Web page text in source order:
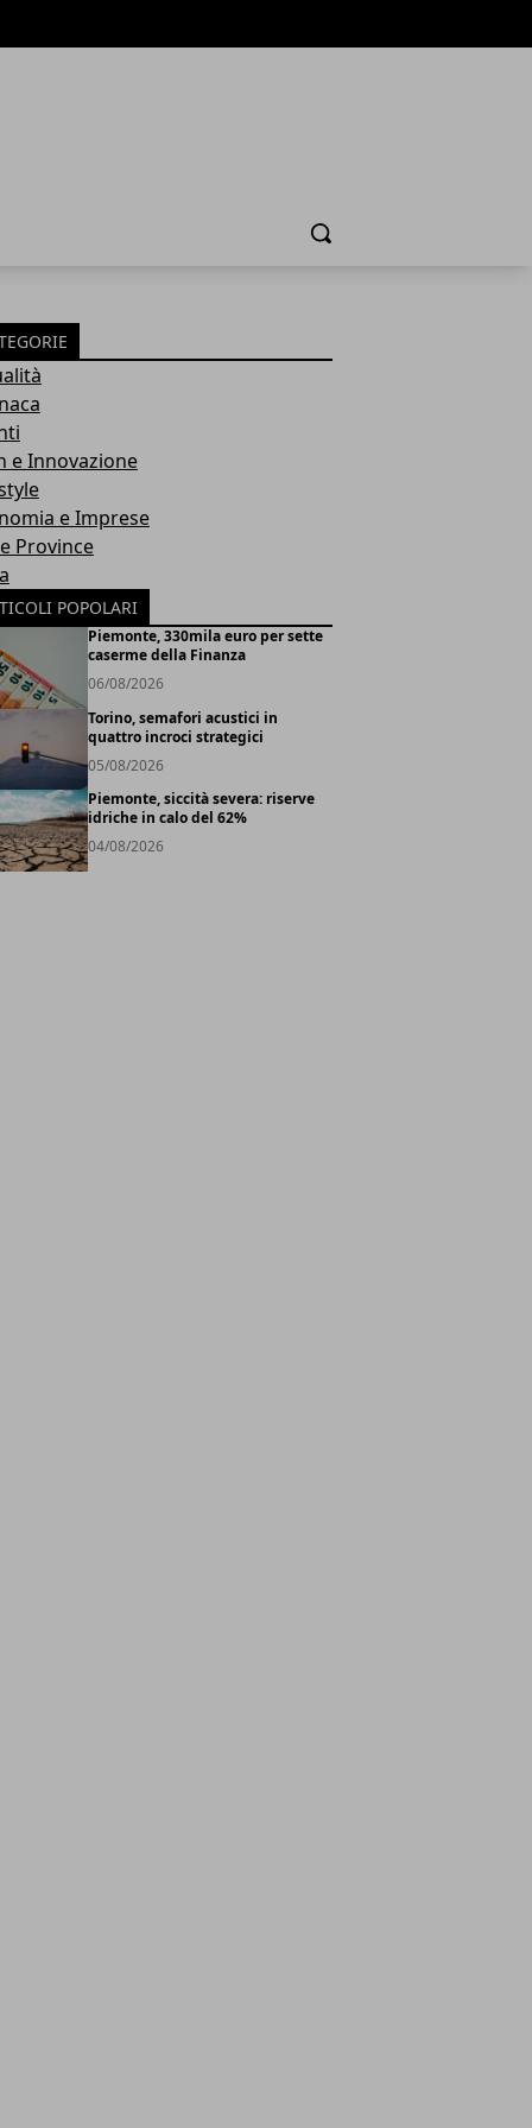
Cerca
e Innovazione
e Imprese
Province
POPOLARI
Piemonte, 330mila euro per sette
caserme della Finanza
06/08/2026
Torino, semafori acustici in
quattro incroci strategici
05/08/2026
Piemonte, siccità severa: riserve
idriche in calo del 62%
04/08/2026